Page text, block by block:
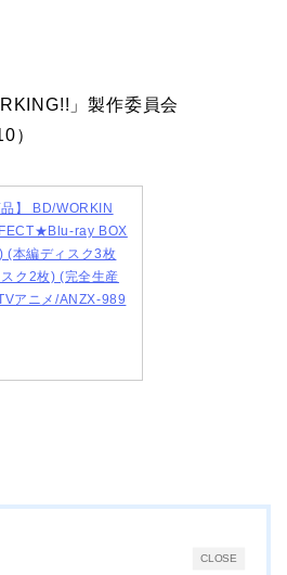
」製作委員会
）
品】 BD/WORKIN
ray BOX
(本編ディスク3枚
ク2枚) (完全生産
アニメ/ANZX-989
CLOSE